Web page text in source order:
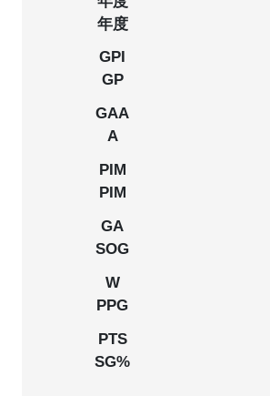
年度
GP
A
PIM
SOG
PPG
SG%